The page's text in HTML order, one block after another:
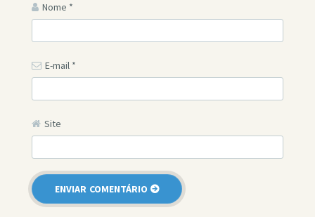
Nome *
E-mail *
Site